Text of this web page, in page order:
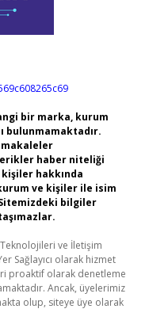
bir marka, kurum
bulunmamaktadır.
makaleler
haber niteliği
hakkında
ve kişiler ile isim
bilgiler
Teknolojileri ve İletişim
Sağlayıcı olarak hizmet
proaktif olarak denetleme
Ancak, üyelerimiz
olup, siteye üye olarak